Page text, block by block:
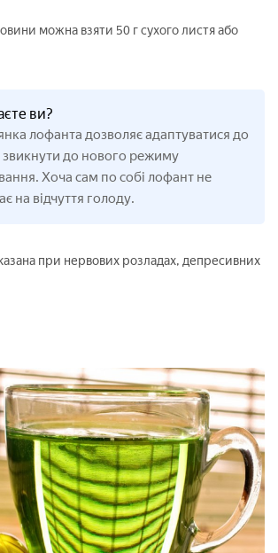
можна взяти 50 г сухого листя або
ви?
лофанта дозволяє адаптуватися до
звикнути до нового режиму
Хоча сам по собі лофант не
на відчуття голоду.
при нервових розладах, депресивних